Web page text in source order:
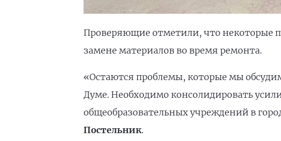
Проверяющие отметили, что некоторые
замене материалов во время ремонта.
«Остаются проблемы, которые мы
Думе. Необходимо консолидировать
общеобразовательных учреждений в
Постельник.